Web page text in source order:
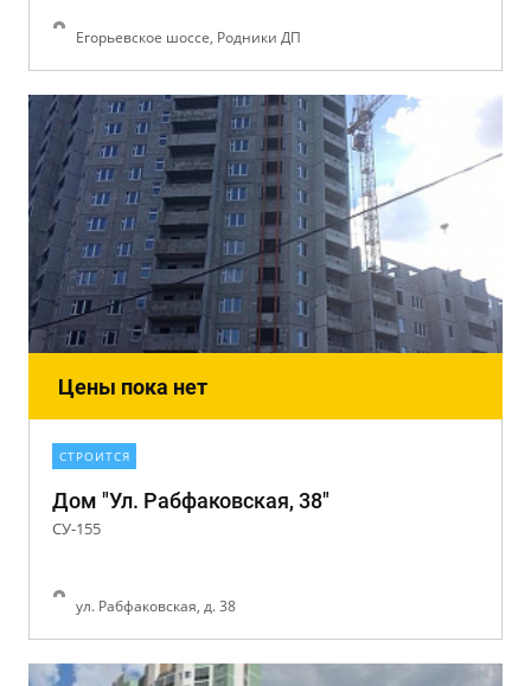
Егорьевское шоссе, Родники ДП
Цены пока нет
СТРОИТСЯ
Дом "Ул. Рабфаковская, 38"
СУ-155
ул. Рабфаковская, д. 38